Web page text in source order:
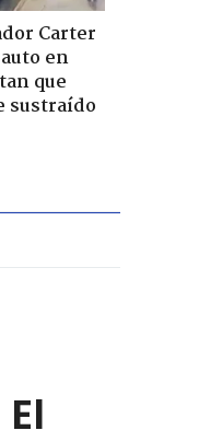
Carter
en
que
sustraído